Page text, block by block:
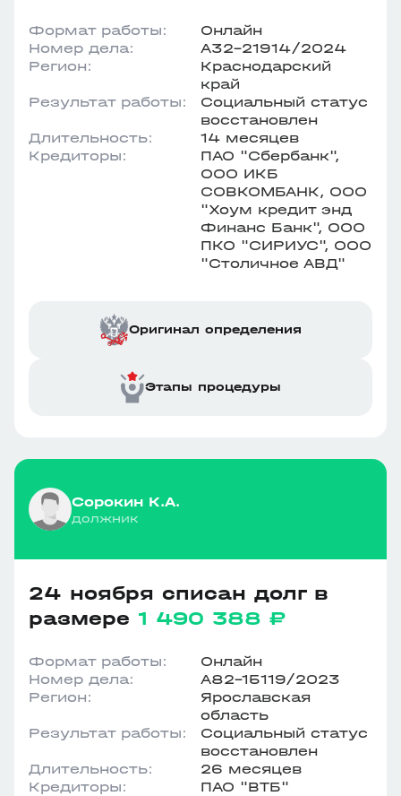
Формат работы:
Онлайн
Номер дела:
А32-21914/2024
Регион:
Краснодарский
край
Результат работы:
Социальный статус
восстановлен
Длительность:
14 месяцев
Кредиторы:
ПАО "Сбербанк",
ООО ИКБ
СОВКОМБАНК, ООО
"Хоум кредит энд
Финанс Банк", ООО
ПКО "СИРИУС", ООО
"Столичное АВД"
Оригинал определения
Этапы процедуры
Сорокин К.А.
должник
24 ноября списан долг в
размере 1 490 388 ₽
Формат работы:
Онлайн
Номер дела:
А82-15119/2023
Регион:
Ярославская
область
Результат работы:
Социальный статус
восстановлен
Длительность:
26 месяцев
Кредиторы:
ПАО "ВТБ"